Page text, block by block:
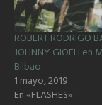
ROBERT RODRIGO
JOHNNY GIOELI en
Bilbao
1 mayo, 2019
En «FLASHES»